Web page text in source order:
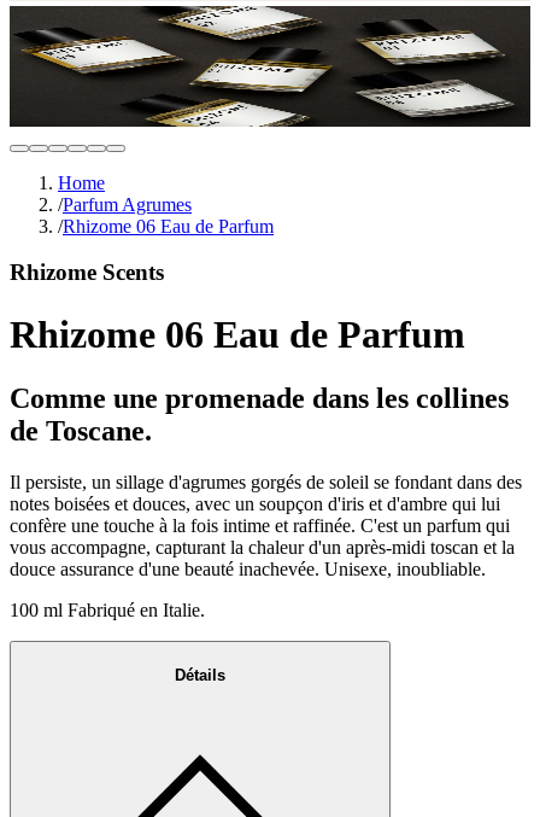
Home
/Parfum Agrumes
/Rhizome 06 Eau de Parfum
Rhizome Scents
Rhizome 06 Eau de Parfum
Comme une promenade dans les collines
de Toscane.
Il persiste, un sillage d'agrumes gorgés de soleil se fondant dans des
notes boisées et douces, avec un soupçon d'iris et d'ambre qui lui
confère une touche à la fois intime et raffinée. C'est un parfum qui
vous accompagne, capturant la chaleur d'un après-midi toscan et la
douce assurance d'une beauté inachevée. Unisexe, inoubliable.
100 ml Fabriqué en Italie.
Détails